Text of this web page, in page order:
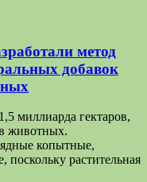
метод
добавок
миллиарда гектаров,
животных.
копытные,
растительная